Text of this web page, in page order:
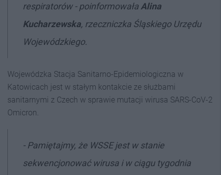
respiratorów - poinformowała Alina
Kucharzewska, rzeczniczka Śląskiego Urzędu
Wojewódzkiego.
Wojewódzka Stacja Sanitarno-Epidemiologiczna w
Katowicach jest w stałym kontakcie ze służbami
sanitarnymi z Czech w sprawie mutacji wirusa SARS-CoV-2
Omicron.
- Pamiętajmy, że WSSE jest w stanie
sekwencjonować wirusa i w ciągu tygodnia